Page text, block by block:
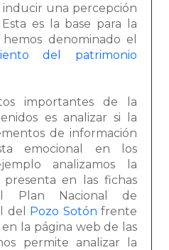
una percepción
es la base para la
denominado el
del patrimonio
importantes de la
es analizar si la
de información
emocional en los
analizamos la
en las fichas
Plan Nacional de
del
Pozo Sotón frente
la página web de las
permite analizar la